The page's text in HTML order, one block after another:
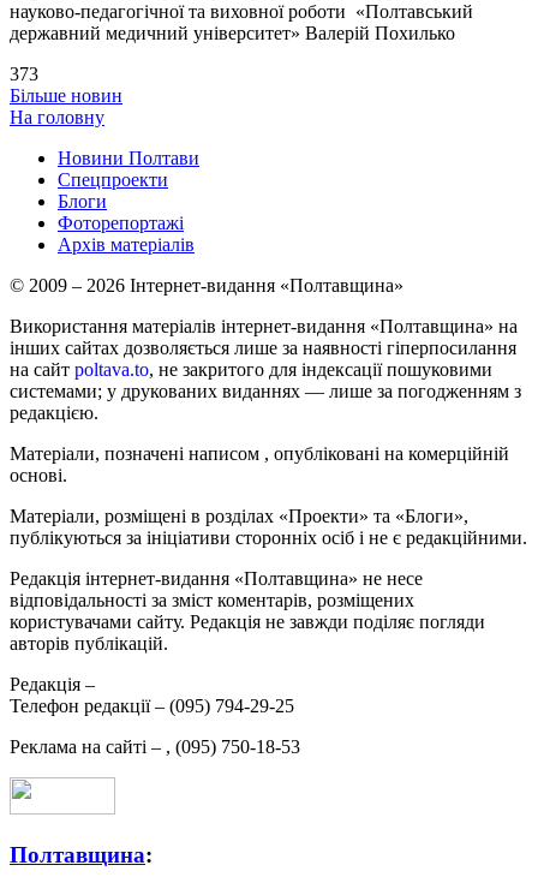
науково-педагогічної та виховної роботи «Полтавський
державний медичний університет» Валерій Похилько
373
Більше новин
На головну
Новини Полтави
Спецпроекти
Блоги
Фоторепортажі
Архів матеріалів
© 2009 – 2026 Інтернет-видання «Полтавщина»
Використання матеріалів інтернет-видання «Полтавщина» на
інших сайтах дозволяється лише за наявності гіперпосилання
на сайт poltava.to, не закритого для індексації пошуковими
системами; у друкованих виданнях — лише за погодженням з
редакцією.
Матеріали, позначені написом , опубліковані на комерційній
основі.
Матеріали, розміщені в розділах «Проекти» та «Блоги»,
публікуються за ініціативи сторонніх осіб і не є редакційними.
Редакція інтернет-видання «Полтавщина» не несе
відповідальності за зміст коментарів, розміщених
користувачами сайту. Редакція не завжди поділяє погляди
авторів публікацій.
Редакція –
Телефон редакції – (095) 794-29-25
Реклама на сайті – , (095) 750-18-53
Полтавщина: